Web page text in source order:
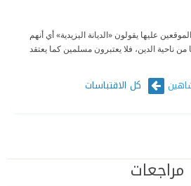
عليها يقولون «الديانة اليزيدية» أي أنهم
من ناحية الدين، فلا يعتبرون مسلمين كما يعتقد
كل الاقتباسات
مراجعات